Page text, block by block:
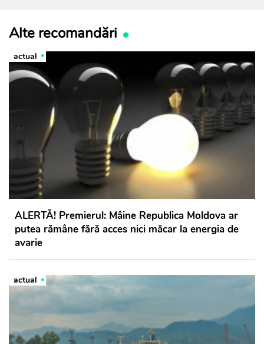
Alte recomandări
actual
ALERTĂ! Premierul: Mâine Republica Moldova ar
putea rămâne fără acces nici măcar la energia de
avarie
actual